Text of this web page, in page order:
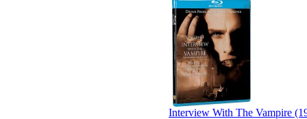
Interview With The Vampire